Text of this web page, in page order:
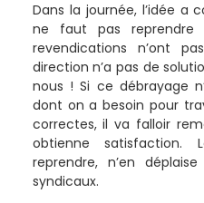
Dans la journée, l’idée a
ne faut pas
revendications n’ont
direction n’a pas de
nous ! Si ce débrayage
dont on a besoin pour
correctes, il va falloir
obtienne
reprendre, n’en
syndicaux.